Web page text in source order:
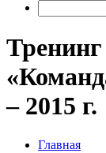
– 2015 г.
Главная